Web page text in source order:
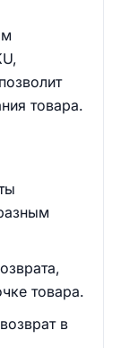
товара.
товара.
в